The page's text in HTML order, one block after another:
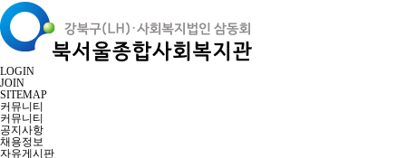
LOGIN
JOIN
SITEMAP
커뮤니티
커뮤니티
공지사항
채용정보
자유게시판